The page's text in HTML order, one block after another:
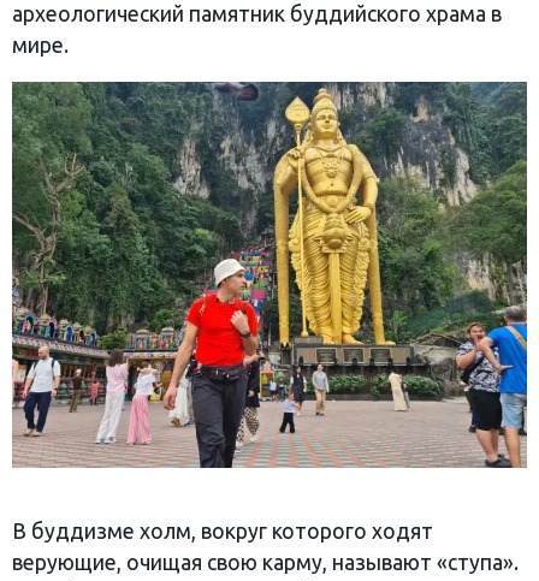
археологический памятник буддийского храма в
мире.
В буддизме холм, вокруг которого ходят
верующие, очищая свою карму, называют «ступа».